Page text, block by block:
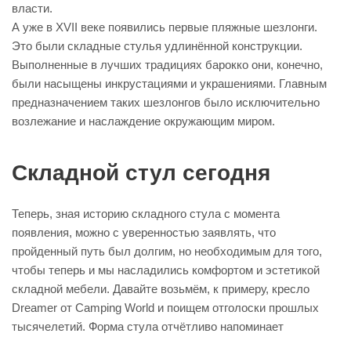
власти.
А уже в XVII веке появились первые пляжные шезлонги.
Это были складные стулья удлинённой конструкции.
Выполненные в лучших традициях барокко они, конечно,
были насыщены инкрустациями и украшениями. Главным
предназначением таких шезлонгов было исключительно
возлежание и наслаждение окружающим миром.
Складной стул сегодня
Теперь, зная историю складного стула с момента
появления, можно с уверенностью заявлять, что
пройденный путь был долгим, но необходимым для того,
чтобы теперь и мы насладились комфортом и эстетикой
складной мебели. Давайте возьмём, к примеру, кресло
Dreamer от Camping World и поищем отголоски прошлых
тысячелетий. Форма стула отчётливо напоминает